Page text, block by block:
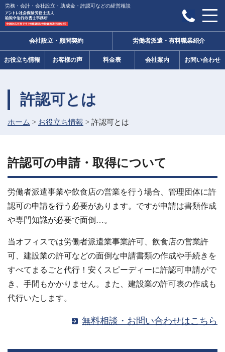
労務・会計・会社設立・助成金・許認可などの経営相談
会社設立・顧問契約 労働者派遣・有料職業紹介
お役立ち情報 お客様の声 料金表 会社案内 お問い合わせ
許認可とは
ホーム > お役立ち情報 > 許認可とは
許認可の申請・取得について
労働者派遣事業や飲食店の営業を行う場合、管理団体に許
認可の申請を行う必要があります。ですが申請は書類作成
や専門知識が必要で面倒…。
当オフィスでは労働者派遣業事業許可、飲食店の営業許
可、建設業の許可などの面倒な申請書類の作成や手続きを
すべてまるごと代行！安くスピーディーに許認可申請がで
き、手間もかかりません。また、建設業の許可表の作成も
代行いたします。
無料相談・お問い合わせはこちら